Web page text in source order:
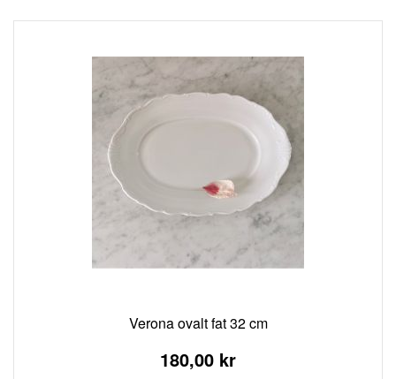
Verona ovalt fat 32 cm
180,00 kr